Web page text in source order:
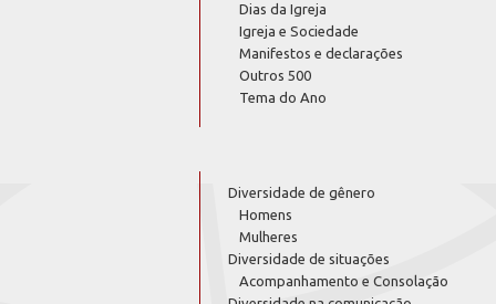
Dias da Igreja
Igreja e Sociedade
Manifestos e declarações
Outros 500
Tema do Ano
Diversidade de gênero
Homens
Mulheres
Diversidade de situações
Acompanhamento e Consolação